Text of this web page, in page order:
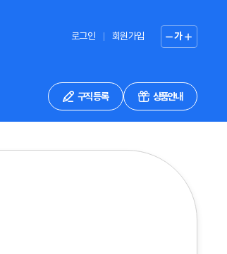
로그인 회원가입 가
구직 등록 상품안내